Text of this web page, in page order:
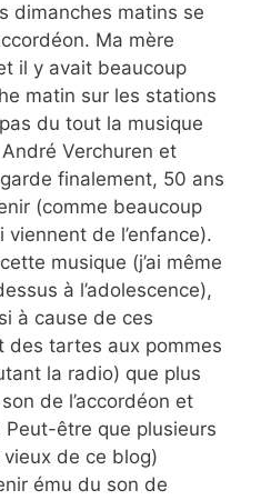
dimanches matins se
Ma mère
il y avait beaucoup
matin sur les stations
du tout la musique
Verchuren et
finalement, 50 ans
(comme beaucoup
viennent de l’enfance).
musique (j’ai même
à l’adolescence),
à cause de ces
des tartes aux pommes
la radio) que plus
de l’accordéon et
Peut-être que plusieurs
vieux de ce blog)
ému du son de